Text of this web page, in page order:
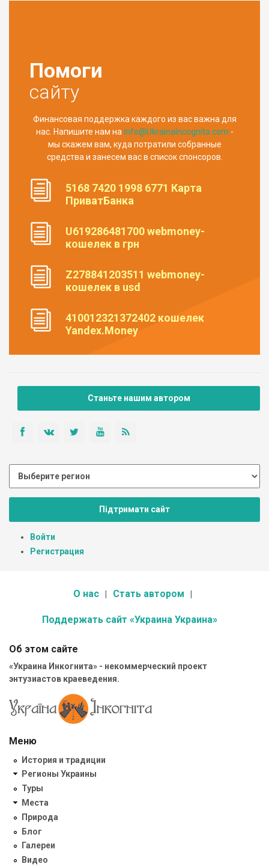
Помоги
сайту
Финансовая поддержка каждого из вас важна для
нас. Напишите нам наinfo@UkrainaIncognita.com -
мы скажем вам, куда потратили собранные
средства и занесем вас в список спонсоров.
5168 7420 1998 6771 Карта
ПриватБанка
U619286481700 webmoney-
кошелек в грн
Z278841203511 webmoney-
кошелек в usd
410012321372402 кошелек
Yandex.Money
Станьте нашим автором
Підтримати сайт
Войти
Регистрация
О нас Стать автором
Поддержать сайт «Украина Украина»
Об этом сайте
«Украина Инкогнита» - некоммерческий проект
энтузиастов краеведения.
Меню
История и традиции
Регионы Украины
Туры
Места
Природа
Блог
Галереи
Видео